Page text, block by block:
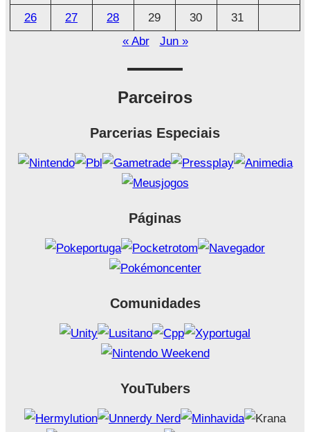
26
27 28 29 30
31
« Abr
Jun »
Parceiros
Parcerias Especiais
Páginas
Comunidades
YouTubers